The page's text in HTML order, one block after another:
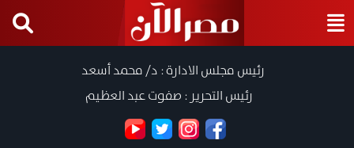
رئيس مجلس الادارة : د/ محمد أسعد
رئيس التحرير : صفوت عبد العظيم